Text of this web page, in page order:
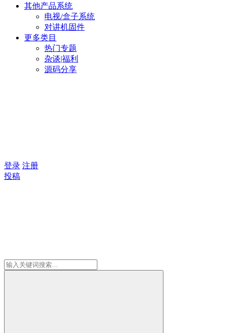
其他产品系统
电视/盒子系统
对讲机固件
更多类目
热门专题
杂谈|福利
源码分享
登录 注册
投稿